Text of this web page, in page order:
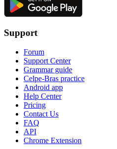
Support
Forum
Support Center
Grammar guide
Celpe-Bras practice
Android app
Help Center
Pricing
Contact Us
FAQ
API
Chrome Extension